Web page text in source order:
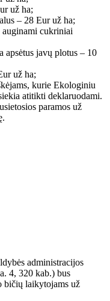
už ha;
– 28 Eur už ha;
auginami cukriniai
apsėtus javų plotus – 10
už ha;
kurie Ekologiniu
atitikti deklaruodami.
paramos už
administracijos
4, 320 kab.) bus
bičių laikytojams už